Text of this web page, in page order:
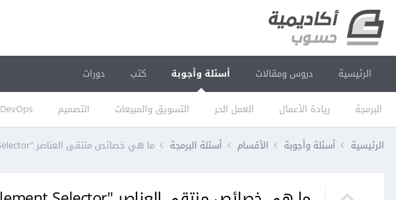
الرئيسية دروس ومقالات أسئلة وأجوبة
البرمجة ريادة الأعمال العمل الحر التسويق والمبيعات التصميم DevOps
كتب دورات
الرئيسية أسئلة وأجوبة الأقسام أسئلة البرمجة ما هي خصائص منتقى العناصر "Element Selector" و منتقى اللواحق "Attribute Selectors" في "CSS" ؟